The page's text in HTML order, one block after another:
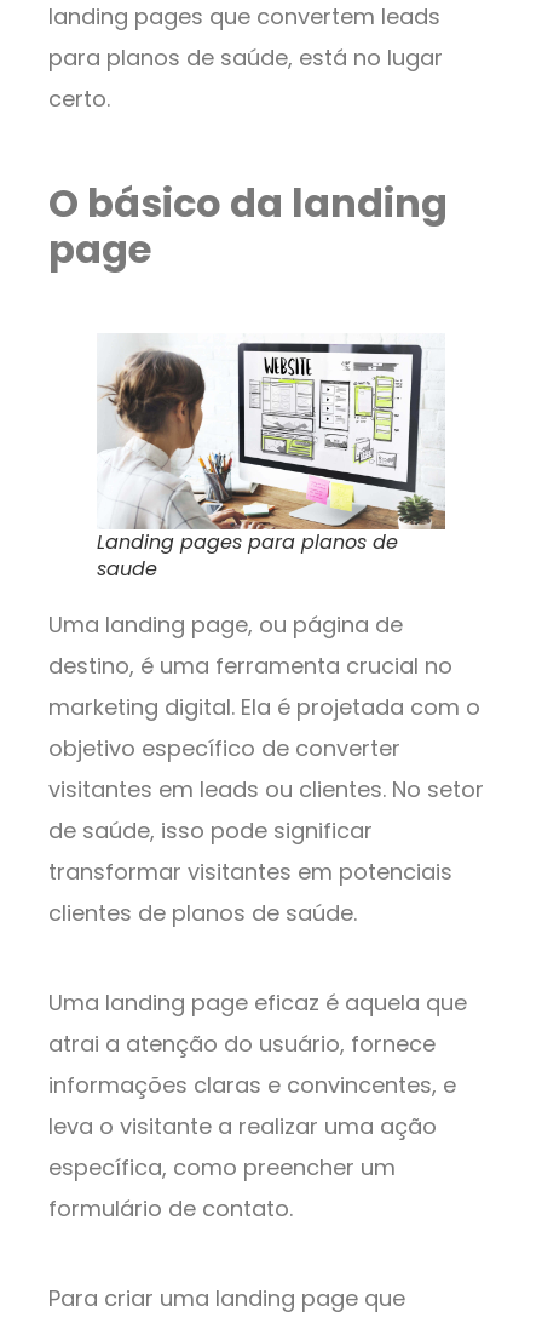
landing pages que convertem leads
para planos de saúde, está no lugar
certo.
O básico da landing
page
Landing pages para planos de
saude
Uma landing page, ou página de
destino, é uma ferramenta crucial no
marketing digital. Ela é projetada com o
objetivo específico de converter
visitantes em leads ou clientes. No setor
de saúde, isso pode significar
transformar visitantes em potenciais
clientes de planos de saúde.
Uma landing page eficaz é aquela que
atrai a atenção do usuário, fornece
informações claras e convincentes, e
leva o visitante a realizar uma ação
específica, como preencher um
formulário de contato.
Para criar uma landing page que